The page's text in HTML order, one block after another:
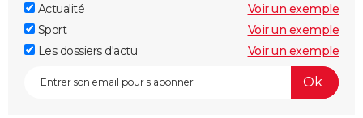
Actualité
Voir un exemple
Sport
Voir un exemple
Les dossiers d'actu
Voir un exemple